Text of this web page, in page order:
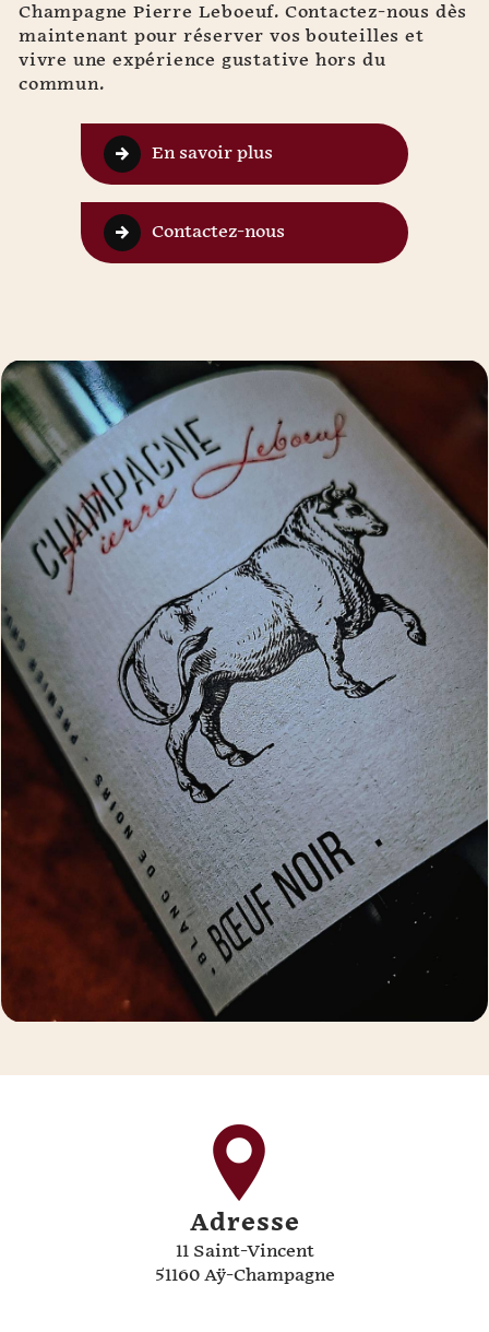
Champagne Pierre Leboeuf. Contactez-nous dès
maintenant pour réserver vos bouteilles et
vivre une expérience gustative hors du
commun.
En savoir plus
Contactez-nous
Adresse
11 Saint-Vincent
51160 Aÿ-Champagne